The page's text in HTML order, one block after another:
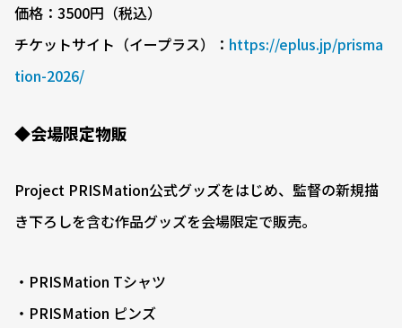
価格：3500円（税込）
チケットサイト（イープラス）： https://eplus.jp/prisma
tion-2026/
◆会場限定物販
Project PRISMation公式グッズをはじめ、監督の新規描
き下ろしを含む作品グッズを会場限定で販売。
・PRISMation Tシャツ
・PRISMation ピンズ